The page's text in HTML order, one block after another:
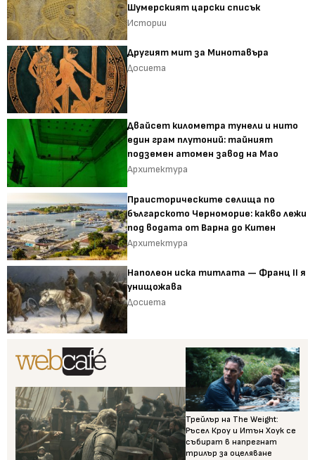
Шумерският царски списък
Истории
Другият мит за Минотавъра
Досиета
Двайсет километра тунели и нито
един грам плутоний: тайният
подземен атомен завод на Мао
Архитектура
Праисторическите селища по
българското Черноморие: какво лежи
под водата от Варна до Китен
Архитектура
Наполеон иска титлата — Франц II я
унищожава
Досиета
Трейлър на The Weight:
Ръсел Кроу и Итън Хоук се
събират в напрегнат
трилър за оцеляване